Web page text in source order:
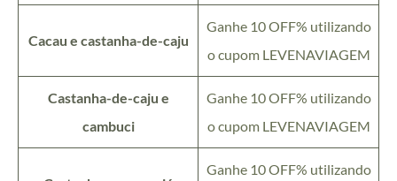
Cacau e castanha-de-caju
Ganhe 10 OFF% utilizando
o cupom LEVENAVIAGEM
Castanha-de-caju e
cambuci
Ganhe 10 OFF% utilizando
o cupom LEVENAVIAGEM
Ganhe 10 OFF% utilizando